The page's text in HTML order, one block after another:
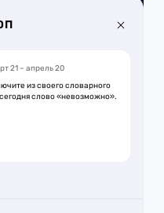
21 – апрель 20
из своего словарного
слово «невозможно».